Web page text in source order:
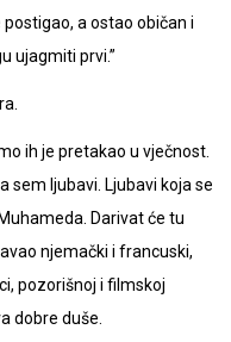
postigao, a ostao običan i
ujagmiti prvi.”
ih je pretakao u vječnost.
sem ljubavi. Ljubavi koja se
Darivat će tu
njemački i francuski,
pozorišnoj i filmskoj
dobre duše.